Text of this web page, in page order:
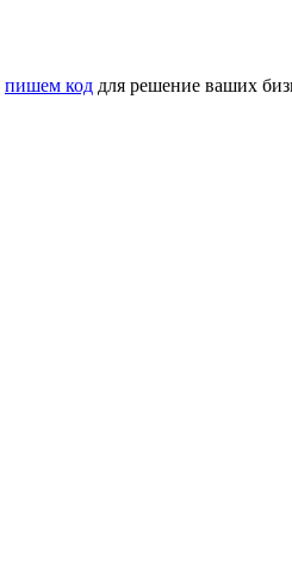
пишем код для решение ваших